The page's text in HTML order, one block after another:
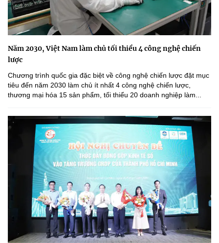
Năm 2030, Việt Nam làm chủ tối thiểu 4 công nghệ chiến
lược
Chương trình quốc gia đặc biệt về công nghệ chiến lược đặt mục
tiêu đến năm 2030 làm chủ ít nhất 4 công nghệ chiến lược,
thương mại hóa 15 sản phẩm, tối thiểu 20 doanh nghiệp làm...